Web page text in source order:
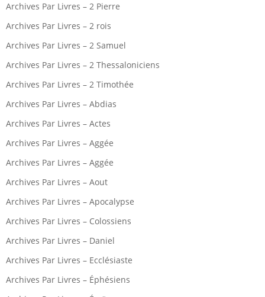
Archives Par Livres – 2 Pierre
Archives Par Livres – 2 rois
Archives Par Livres – 2 Samuel
Archives Par Livres – 2 Thessaloniciens
Archives Par Livres – 2 Timothée
Archives Par Livres – Abdias
Archives Par Livres – Actes
Archives Par Livres – Aggée
Archives Par Livres – Aggée
Archives Par Livres – Aout
Archives Par Livres – Apocalypse
Archives Par Livres – Colossiens
Archives Par Livres – Daniel
Archives Par Livres – Ecclésiaste
Archives Par Livres – Éphésiens